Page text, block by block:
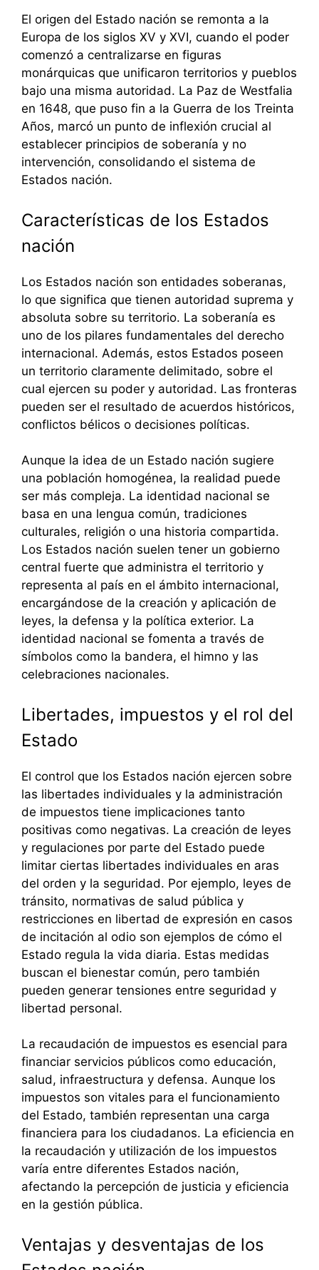
El origen del Estado nación se remonta a la
Europa de los siglos XV y XVI, cuando el poder
comenzó a centralizarse en figuras
monárquicas que unificaron territorios y pueblos
bajo una misma autoridad. La Paz de Westfalia
en 1648, que puso fin a la Guerra de los Treinta
Años, marcó un punto de inflexión crucial al
establecer principios de soberanía y no
intervención, consolidando el sistema de
Estados nación.
Características de los Estados
nación
Los Estados nación son entidades soberanas,
lo que significa que tienen autoridad suprema y
absoluta sobre su territorio. La soberanía es
uno de los pilares fundamentales del derecho
internacional. Además, estos Estados poseen
un territorio claramente delimitado, sobre el
cual ejercen su poder y autoridad. Las fronteras
pueden ser el resultado de acuerdos históricos,
conflictos bélicos o decisiones políticas.
Aunque la idea de un Estado nación sugiere
una población homogénea, la realidad puede
ser más compleja. La identidad nacional se
basa en una lengua común, tradiciones
culturales, religión o una historia compartida.
Los Estados nación suelen tener un gobierno
central fuerte que administra el territorio y
representa al país en el ámbito internacional,
encargándose de la creación y aplicación de
leyes, la defensa y la política exterior. La
identidad nacional se fomenta a través de
símbolos como la bandera, el himno y las
celebraciones nacionales.
Libertades, impuestos y el rol del
Estado
El control que los Estados nación ejercen sobre
las libertades individuales y la administración
de impuestos tiene implicaciones tanto
positivas como negativas. La creación de leyes
y regulaciones por parte del Estado puede
limitar ciertas libertades individuales en aras
del orden y la seguridad. Por ejemplo, leyes de
tránsito, normativas de salud pública y
restricciones en libertad de expresión en casos
de incitación al odio son ejemplos de cómo el
Estado regula la vida diaria. Estas medidas
buscan el bienestar común, pero también
pueden generar tensiones entre seguridad y
libertad personal.
La recaudación de impuestos es esencial para
financiar servicios públicos como educación,
salud, infraestructura y defensa. Aunque los
impuestos son vitales para el funcionamiento
del Estado, también representan una carga
financiera para los ciudadanos. La eficiencia en
la recaudación y utilización de los impuestos
varía entre diferentes Estados nación,
afectando la percepción de justicia y eficiencia
en la gestión pública.
Ventajas y desventajas de los